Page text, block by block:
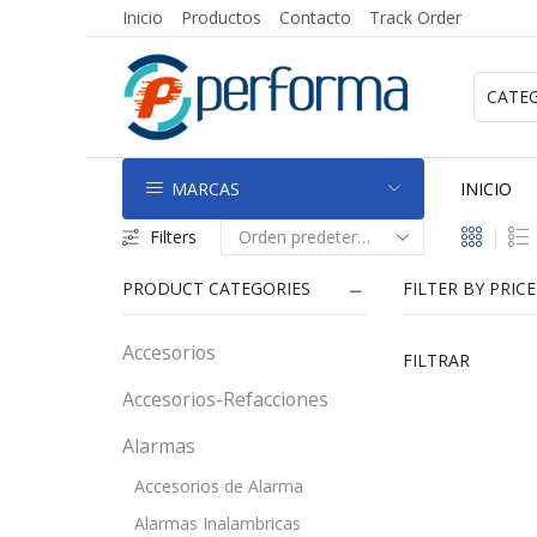
Inicio Productos Contacto Track Order
MARCAS INICIO
Filters
PRODUCT CATEGORIES
Accesorios
Accesorios-Refacciones
Alarmas
Accesorios de Alarma
Alarmas Inalambricas
FILTER BY PRICE
FILTRAR